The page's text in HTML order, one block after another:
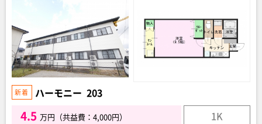
ハーモニー 203
4.5 万円（共益費：4,000円） 1K